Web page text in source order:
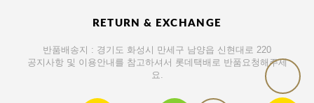
RETURN & EXCHANGE
반품배송지 : 경기도 화성시 만세구 남양읍 신현대로 220
공지사항 및 이용안내를 참고하셔서 롯데택배로 반품요청해주세
요.